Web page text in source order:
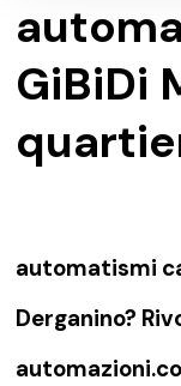
GiBiDi
automatismi
Derganino?